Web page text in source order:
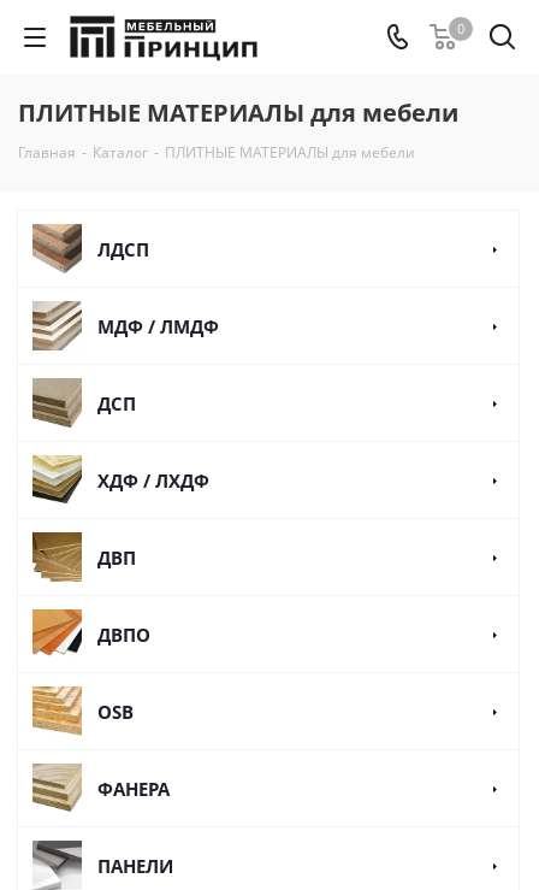
0
ПЛИТНЫЕ МАТЕРИАЛЫ для мебели
Главная - Каталог - ПЛИТНЫЕ МАТЕРИАЛЫ для мебели
ЛДСП
МДФ / ЛМДФ
ДСП
ХДФ / ЛХДФ
ДВП
ДВПО
OSB
ФАНЕРА
ПАНЕЛИ